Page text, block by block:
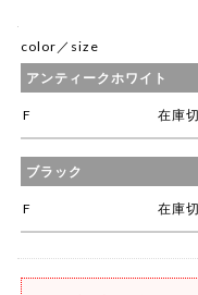
color／size
アンティークホワイト
F 在庫
ブラック
F 在庫